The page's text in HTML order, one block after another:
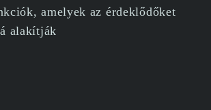
amelyek az érdeklődőket
alakítják